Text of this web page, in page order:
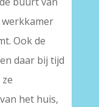
Ook de
daar bij tijd
het huis,